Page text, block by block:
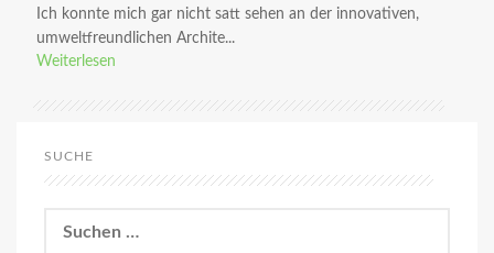
Ich konnte mich gar nicht satt sehen an der innovativen,
umweltfreundlichen Archite...
Weiterlesen
SUCHE
nach: